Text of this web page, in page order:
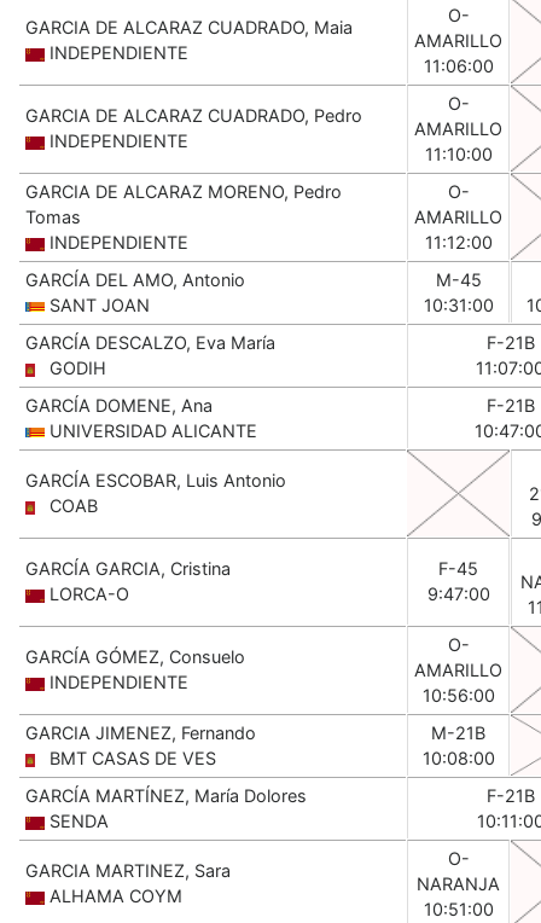
GARCIA DE ALCARAZ CUADRADO, Maia
INDEPENDIENTE
O-
AMARILLO
11:06:00
GARCIA DE ALCARAZ CUADRADO, Pedro
INDEPENDIENTE
O-
AMARILLO
11:10:00
GARCIA DE ALCARAZ MORENO, Pedro
Tomas
INDEPENDIENTE
O-
AMARILLO
11:12:00
GARCÍA DEL AMO, Antonio
SANT JOAN
M-45
10:31:00
GARCÍA DESCALZO, Eva María
GODIH
F-21B
GARCÍA DOMENE, Ana
UNIVERSIDAD ALICANTE
F-21B
GARCÍA ESCOBAR, Luis Antonio
COAB
GARCÍA GARCIA, Cristina
LORCA-O
F-45
9:47:00
GARCÍA GÓMEZ, Consuelo
INDEPENDIENTE
O-
AMARILLO
10:56:00
GARCIA JIMENEZ, Fernando
BMT CASAS DE VES
M-21B
10:08:00
GARCÍA MARTÍNEZ, María Dolores
SENDA
F-21B
GARCIA MARTINEZ, Sara
ALHAMA COYM
O-
NARANJA
10:51:00